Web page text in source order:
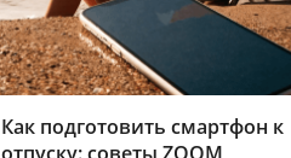
Как подготовить смартфон к